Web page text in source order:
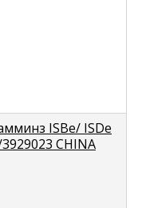
ISBe/ ISDe
CHINA